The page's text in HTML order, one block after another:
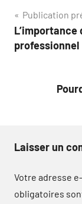
de
Publication
professionnel
Laisser un
Votre adresse
obligatoires